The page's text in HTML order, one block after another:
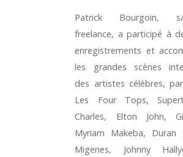
Patrick Bourgoin,
freelance, a participé à
enregistrements et
les grandes scènes
des artistes célèbres,
Les Four Tops,
Charles, Elton John,
Myriam Makeba, Duran
Migenes, Johnny